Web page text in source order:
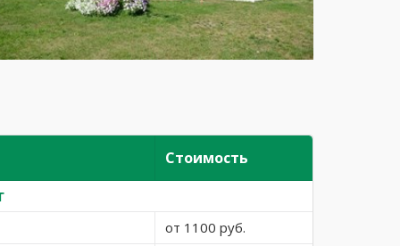
Стоимость
от 1100 руб.